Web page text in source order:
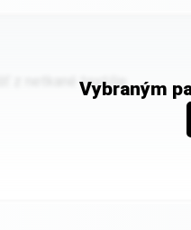
Vybraným
z netkané textilie